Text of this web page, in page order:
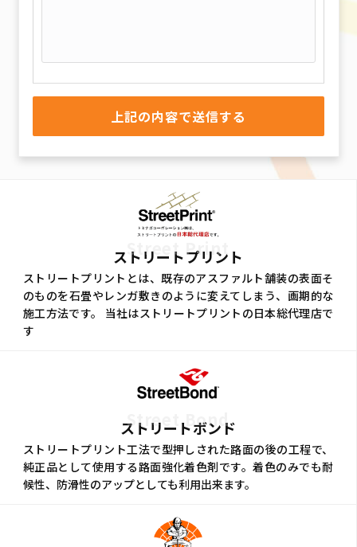
Street Print
ストリートプリント
ストリートプリントとは、既存のアスファルト舗装の表面そ
のものを石畳やレンガ敷きのように変えてしまう、画期的な
施工方法です。 当社はストリートプリントの日本総代理店で
す
Street Bond
ストリートボンド
ストリートプリント工法で型押しされた路面の後の工程で、
純正品として使用する路面強化着色剤です。着色のみでも耐
候性、防滑性のアップとしても利用出来ます。